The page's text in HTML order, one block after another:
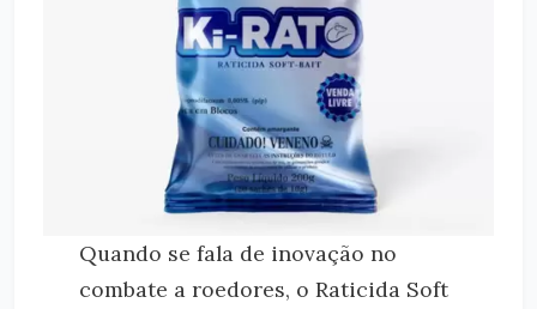
Quando se fala de inovação no
combate a roedores, o Raticida Soft